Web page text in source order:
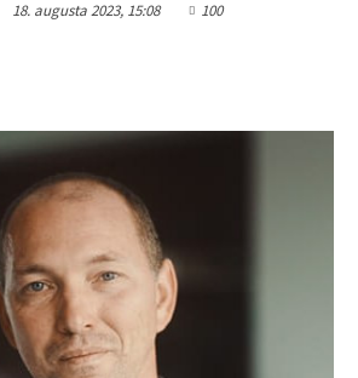
18. augusta 2023, 15:08 100